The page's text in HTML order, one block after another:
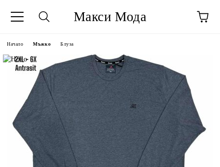
Макси Мода
Начало Мъжко Блуза